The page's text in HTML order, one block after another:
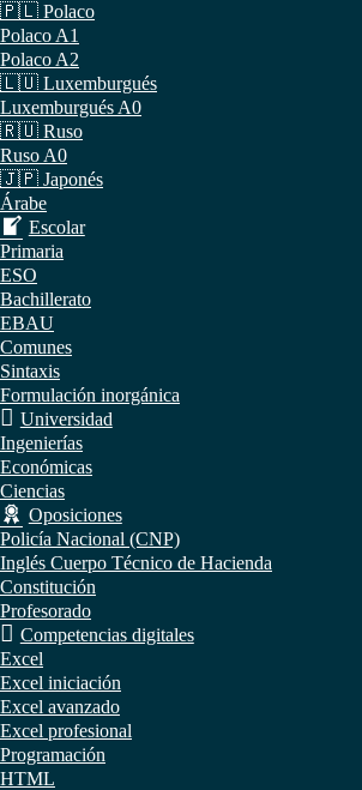
🇵🇱 Polaco
Polaco A1
Polaco A2
🇱🇺 Luxemburgués
Luxemburgués A0
🇷🇺 Ruso
Ruso A0
🇯🇵 Japonés
Árabe
Escolar
Primaria
ESO
Bachillerato
EBAU
Comunes
Sintaxis
Formulación inorgánica
Universidad
Ingenierías
Económicas
Ciencias
Oposiciones
Policía Nacional (CNP)
Inglés Cuerpo Técnico de Hacienda
Constitución
Profesorado
Competencias digitales
Excel
Excel iniciación
Excel avanzado
Excel profesional
Programación
HTML